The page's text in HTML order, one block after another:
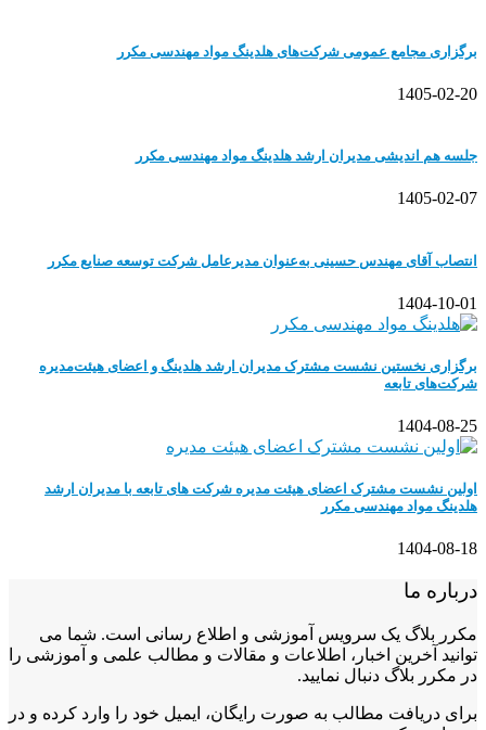
برگزاری مجامع عمومی شرکت‌های هلدینگ مواد مهندسی مکرر
1405-02-20
جلسه هم اندیشی مدیران ارشد هلدینگ مواد مهندسی مکرر
1405-02-07
انتصاب آقای مهندس حسینی به‌عنوان مدیرعامل شرکت توسعه صنایع مکرر
1404-10-01
برگزاری نخستین نشست مشترک مدیران ارشد هلدینگ و اعضای هیئت‌مدیره
شرکت‌های تابعه
1404-08-25
اولین نشست مشترک اعضای هیئت مدیره شرکت های تابعه با مدیران ارشد
هلدینگ مواد مهندسی مکرر
1404-08-18
درباره ما
مکرر بلاگ یک سرویس آموزشی و اطلاع رسانی است. شما می
توانید آخرین اخبار، اطلاعات و مقالات و مطالب علمی و آموزشی را
در مکرر بلاگ دنبال نمایید.
برای دریافت مطالب به صورت رایگان، ایمیل خود را وارد کرده و در